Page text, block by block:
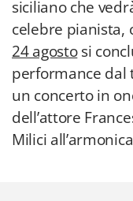
siciliano che
celebre pianista,
24 agostosi
performance dal
un concerto in
dell’attore
Milici